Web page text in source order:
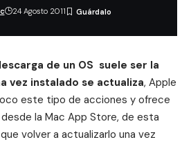
24 Agosto 2011
de un OS suele ser la
vez instalado se actualiza, Apple
este tipo de acciones y ofrece
la Mac App Store, de esta
volver a actualizarlo una vez